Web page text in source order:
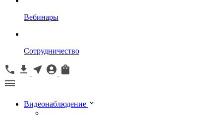
Вебинары
Сотрудничество
Видеонаблюдение